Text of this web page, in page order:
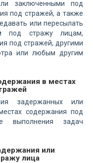
заключенными под
под стражей, а также
или пересылать
под стражу лицам,
под стражей, другими
или любым другим
в местах
задержанных или
содержания под
выполнения задач
или
лица